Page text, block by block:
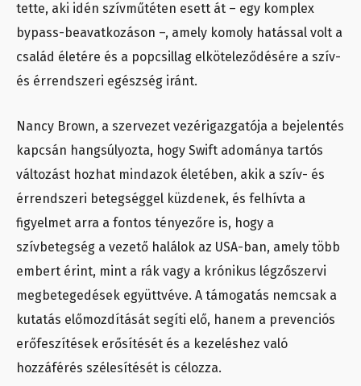
tette, aki idén szívműtéten esett át – egy komplex
bypass-beavatkozáson –, amely komoly hatással volt a
család életére és a popcsillag elköteleződésére a szív-
és érrendszeri egészség iránt.
Nancy Brown, a szervezet vezérigazgatója a bejelentés
kapcsán hangsúlyozta, hogy Swift adománya tartós
változást hozhat mindazok életében, akik a szív- és
érrendszeri betegséggel küzdenek, és felhívta a
figyelmet arra a fontos tényezőre is, hogy a
szívbetegség a vezető halálok az USA-ban, amely több
embert érint, mint a rák vagy a krónikus légzőszervi
megbetegedések együttvéve. A támogatás nemcsak a
kutatás előmozdítását segíti elő, hanem a prevenciós
erőfeszítések erősítését és a kezeléshez való
hozzáférés szélesítését is célozza.